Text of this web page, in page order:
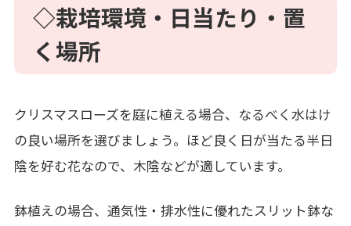
◇栽培環境・日当たり・置
く場所
クリスマスローズを庭に植える場合、なるべく水はけ
の良い場所を選びましょう。ほど良く日が当たる半日
陰を好む花なので、木陰などが適しています。
鉢植えの場合、通気性・排水性に優れたスリット鉢な